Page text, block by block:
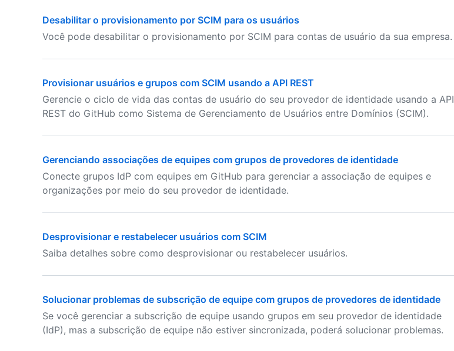
Desabilitar o provisionamento por SCIM para os usuários
Você pode desabilitar o provisionamento por SCIM para contas de usuário da sua empresa.
Provisionar usuários e grupos com SCIM usando a API REST
Gerencie o ciclo de vida das contas de usuário do seu provedor de identidade usando a API
REST do GitHub como Sistema de Gerenciamento de Usuários entre Domínios (SCIM).
Gerenciando associações de equipes com grupos de provedores de identidade
Conecte grupos IdP com equipes em GitHub para gerenciar a associação de equipes e
organizações por meio do seu provedor de identidade.
Desprovisionar e restabelecer usuários com SCIM
Saiba detalhes sobre como desprovisionar ou restabelecer usuários.
Solucionar problemas de subscrição de equipe com grupos de provedores de identidade
Se você gerenciar a subscrição de equipe usando grupos em seu provedor de identidade
(IdP), mas a subscrição de equipe não estiver sincronizada, poderá solucionar problemas.